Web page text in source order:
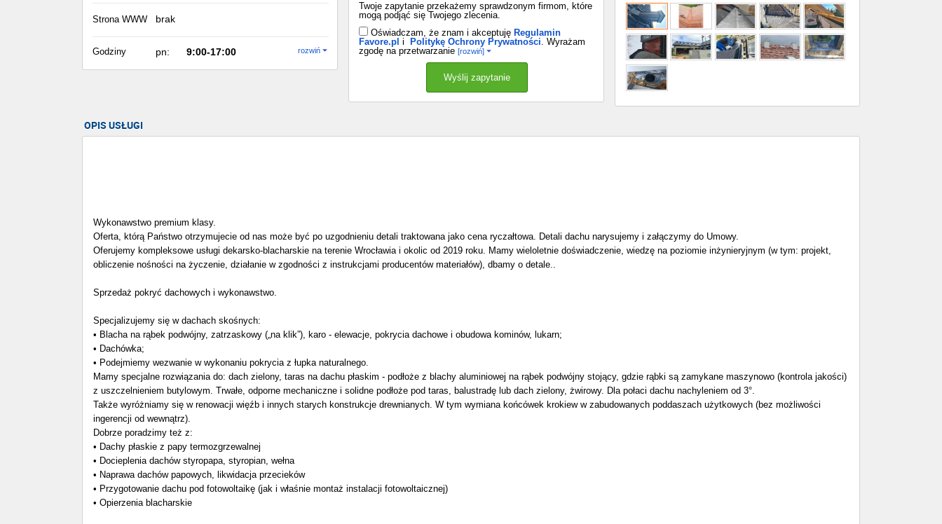
Twoje zapytanie przekażemy sprawdzonym firmom, które
mogą podjąć się Twojego zlecenia.
Oświadczam, że znam i akceptuję Regulamin
Favore.pl i Politykę Ochrony Prywatności. Wyrażam
zgodę na przetwarzanie [rozwiń]
Strona WWW brak
Godziny pn: 9:00-17:00 rozwiń
OPIS USŁUGI
Wykonawstwo premium klasy.
Oferta, którą Państwo otrzymujecie od nas może być po uzgodnieniu detali traktowana jako cena ryczałtowa. Detali dachu narysujemy i załączymy do Umowy.
Oferujemy kompleksowe usługi dekarsko-blacharskie na terenie Wrocławia i okolic od 2019 roku. Mamy wieloletnie doświadczenie, wiedzę na poziomie inżynieryjnym (w tym: projekt,
obliczenie nośności na życzenie, działanie w zgodności z instrukcjami producentów materiałów), dbamy o detale..
Sprzedaż pokryć dachowych i wykonawstwo.
Specjalizujemy się w dachach skośnych:
• Blacha na rąbek podwójny, zatrzaskowy („na klik”), karo - elewacje, pokrycia dachowe i obudowa kominów, lukarn;
• Dachówka;
• Podejmiemy wezwanie w wykonaniu pokrycia z łupka naturalnego.
Mamy specjalne rozwiązania do: dach zielony, taras na dachu płaskim - podłoże z blachy aluminiowej na rąbek podwójny stojący, gdzie rąbki są zamykane maszynowo (kontrola jakości)
z uszczelnieniem butylowym. Trwałe, odporne mechaniczne i solidne podłoże pod taras, balustradę lub dach zielony, żwirowy. Dla połaci dachu nachyleniem od 3°.
Także wyróżniamy się w renowacji więźb i innych starych konstrukcje drewnianych. W tym wymiana końcówek krokiew w zabudowanych poddaszach użytkowych (bez możliwości
ingerencji od wewnątrz).
Dobrze poradzimy też z:
• Dachy płaskie z papy termozgrzewalnej
• Docieplenia dachów styropapa, styropian, wełna
• Naprawa dachów papowych, likwidacja przecieków
• Przygotowanie dachu pod fotowoltaikę (jak i właśnie montaż instalacji fotowoltaicznej)
• Opierzenia blacharskie